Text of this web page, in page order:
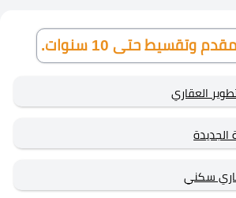
العقاري
الجديدة
سكني